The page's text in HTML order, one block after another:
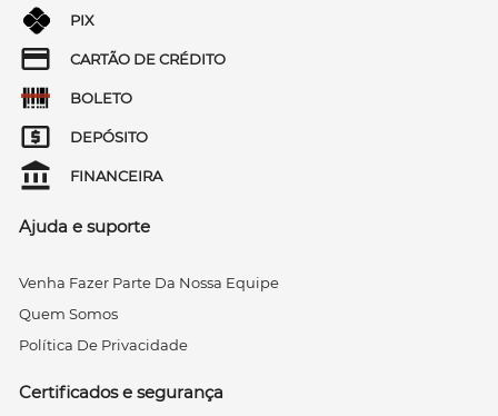
PIX
CARTÃO DE CRÉDITO
BOLETO
DEPÓSITO
FINANCEIRA
Ajuda e suporte
Venha Fazer Parte Da Nossa Equipe
Quem Somos
Política De Privacidade
Certificados e segurança